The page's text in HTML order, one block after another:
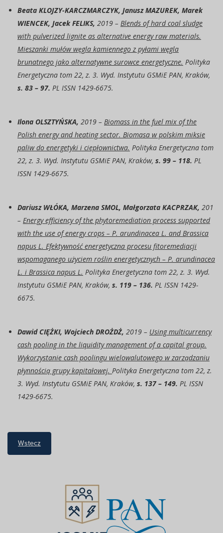
Beata KLOJZY-KARCZMARCZYK, Janusz MAZUREK, Marek
WIENCEK, Jacek FELIKS, 2019 – Blends of hard coal sludge
with pulverized lignite as alternative energy raw materials.
Mieszanki mułów węgla kamiennego z pyłami węgla
brunatnego jako alternatywne surowce energetyczne. Polityka
Energetyczna tom 22, z. 3. Wyd. Instytutu GSMiE PAN, Kraków,
s. 83 – 97. PL ISSN 1429-6675.
Ilona OLSZTYŃSKA, 2019 – Biomass in the fuel mix of the
Polish energy and heating sector. Biomasa w polskim miksie
paliw do energetyki i ciepłownictwa. Polityka Energetyczna tom
22, z. 3. Wyd. Instytutu GSMiE PAN, Kraków, s. 99 – 118. PL
ISSN 1429-6675.
Dariusz WŁÓKA, Marzena SMOL, Małgorzata KACPRZAK, 201
– Energy efficiency of the phytoremediation process supported
with the use of energy crops – P. arundinacea L. andBrassica
napus L. Efektywność energetyczna procesu fitoremediacji
wspomaganego użyciem roślin energetycznych – P. arundinacea
L. i Brassica napus L. Polityka Energetyczna tom 22, z. 3. Wyd.
Instytutu GSMiE PAN, Kraków, s. 119 – 136. PL ISSN 1429-
6675.
Dawid CIĘŻKI, Wojciech DROŻDŻ, 2019 – Using multicurrency
cash pooling in the liquidity management of a capital group.
Wykorzystanie cash poolingu wielowalutowego w zarządzaniu
płynnością grupy kapitałowej. Polityka Energetyczna tom 22, z.
3. Wyd. Instytutu GSMiE PAN, Kraków, s. 137 – 149. PL ISSN
1429-6675.
Wstecz